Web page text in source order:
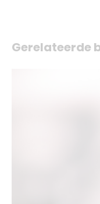
Gerelateerde